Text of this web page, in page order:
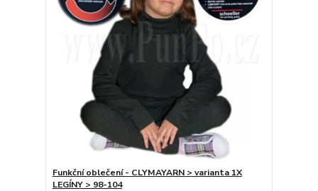
Funkční oblečení - CLYMAYARN > varianta 1X
LEGÍNY > 98-104